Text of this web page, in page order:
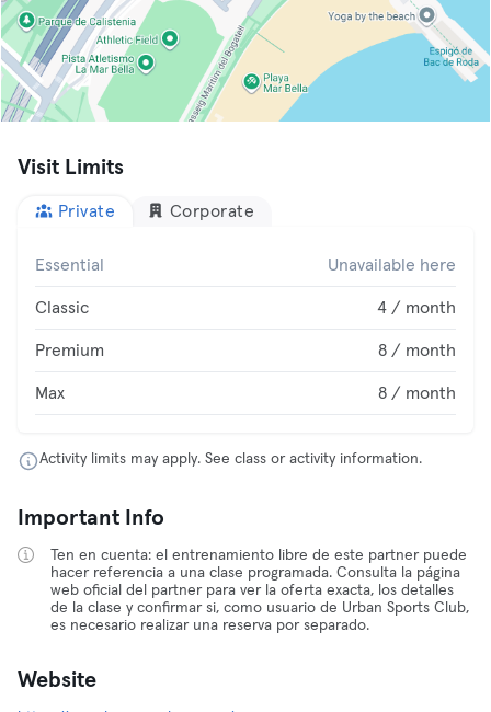
Visit Limits
Private Corporate
Essential Unavailable here
Classic 4 / month
Premium 8 / month
Max 8 / month
Activity limits may apply. See class or activity information.
Important Info
Ten en cuenta: el entrenamiento libre de este partner puede
hacer referencia a una clase programada. Consulta la página
web oficial del partner para ver la oferta exacta, los detalles
de la clase y confirmar si, como usuario de Urban Sports Club,
es necesario realizar una reserva por separado.
Website